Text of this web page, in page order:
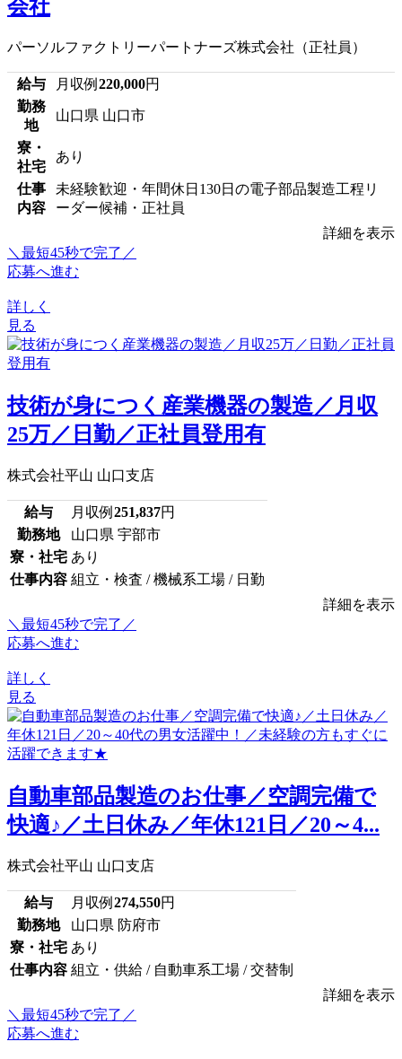
会社
パーソルファクトリーパートナーズ株式会社（正社員）
給与 月収例 220,000円
勤務
地
山口県 山口市
寮・
社宅
あり
仕事
内容
未経験歓迎・年間休日130日の電子部品製造工程リ
ーダー候補・正社員
詳細を表示
＼最短45秒で完了／
応募へ進む
詳しく
見る
技術が身につく産業機器の製造／月収
25万／日勤／正社員登用有
株式会社平山 山口支店
給与 月収例 251,837円
勤務地
山口県 宇部市
寮・社宅 あり
仕事内容 組立・検査 / 機械系工場 / 日勤
詳細を表示
＼最短45秒で完了／
応募へ進む
詳しく
見る
自動車部品製造のお仕事／空調完備で
快適♪／土日休み／年休121日／20～4...
株式会社平山 山口支店
給与 月収例 274,550円
勤務地
山口県 防府市
寮・社宅 あり
仕事内容 組立・供給 / 自動車系工場 / 交替制
詳細を表示
＼最短45秒で完了／
応募へ進む